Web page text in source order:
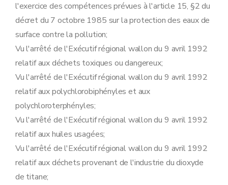
Art. 81
Art. 82
Modalités de libération de la sûreté
Art. 83
Art. 84
Sous-section 4
Art. 85
Art. 86
Section 6
Procédure de prolongation de la durée de validité d'un permis d'environnement accordé pour un établissement temporaire visée à l'article 52 du décret
Art. 87
Art. 88
Art. 89
Section 7 Mesures de police administrative
Sous-section première
Art. 90
Art. 91
Art. 92
l'exercice des compétences prévues à l'article 15, §2 du
décret du 7 octobre 1985 sur la protection des eaux de
surface contre la pollution;
Vu l'arrêté de l'Exécutif régional wallon du 9 avril 1992
relatif aux déchets toxiques ou dangereux;
Vu l'arrêté de l'Exécutif régional wallon du 9 avril 1992
relatif aux polychlorobiphényles et aux
polychloroterphényles;
Vu l'arrêté de l'Exécutif régional wallon du 9 avril 1992
relatif aux huiles usagées;
Vu l'arrêté de l'Exécutif régional wallon du 9 avril 1992
relatif aux déchets provenant de l'industrie du dioxyde
de titane;